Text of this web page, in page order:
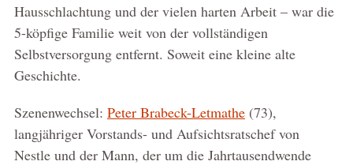
Hausschlachtung und der vielen harten Arbeit – war die
5-köpfige Familie weit von der vollständigen
Selbstversorgung entfernt. Soweit eine kleine alte
Geschichte.
Szenenwechsel: Peter Brabeck-Letmathe(73),
langjähriger Vorstands- und Aufsichtsratschef von
Nestle und der Mann, der um die Jahrtausendwende